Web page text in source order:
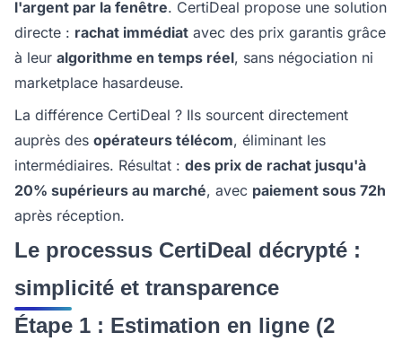
l'argent par la fenêtre. CertiDeal propose une solution
directe : rachat immédiat avec des prix garantis grâce
à leur algorithme en temps réel, sans négociation ni
marketplace hasardeuse.
La différence CertiDeal ? Ils sourcent directement
auprès des opérateurs télécom, éliminant les
intermédiaires. Résultat : des prix de rachat jusqu'à
20% supérieurs au marché, avec paiement sous 72h
après réception.
Le processus CertiDeal décrypté :
simplicité et transparence
Étape 1 : Estimation en ligne (2